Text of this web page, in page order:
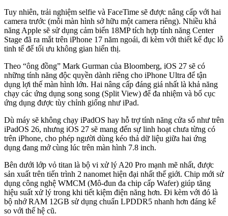
Tuy nhiên, trải nghiệm selfie và FaceTime sẽ được nâng cấp với hai
camera trước (mỗi màn hình sở hữu một camera riêng). Nhiều khả
năng Apple sẽ sử dụng cảm biến 18MP tích hợp tính năng Center
Stage đã ra mắt trên iPhone 17 năm ngoái, đi kèm với thiết kế đục lỗ
tinh tế để tối ưu không gian hiển thị.
Theo “ông đồng” Mark Gurman của Bloomberg, iOS 27 sẽ có
những tính năng độc quyền dành riêng cho iPhone Ultra để tận
dụng lợi thế màn hình lớn. Hai nâng cấp đáng giá nhất là khả năng
chạy các ứng dụng song song (Split View) để đa nhiệm và bố cục
ứng dụng được tùy chỉnh giống như iPad.
Dù máy sẽ không chạy iPadOS hay hỗ trợ tính năng cửa sổ như trên
iPadOS 26, nhưng iOS 27 sẽ mang đến sự linh hoạt chưa từng có
trên iPhone, cho phép người dùng kéo thả dữ liệu giữa hai ứng
dụng đang mở cùng lúc trên màn hình 7.8 inch.
Bên dưới lớp vỏ titan là bộ vi xử lý A20 Pro mạnh mẽ nhất, được
sản xuất trên tiến trình 2 nanomet hiện đại nhất thế giới. Chip mới sử
dụng công nghệ WMCM (Mô-đun đa chip cấp Wafer) giúp tăng
hiệu suất xử lý trong khi tiết kiệm điện năng hơn. Đi kèm với đó là
bộ nhớ RAM 12GB sử dụng chuẩn LPDDR5 nhanh hơn đáng kể
so với thế hệ cũ.